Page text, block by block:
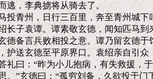
逃，李典掳将从骑去了。
州，日行三百里，奔至青州城下
长子袁谭。谭素敬玄德，闻知匹马
德备言兵败相投之意。谭乃留玄德
护送玄德至平原界口。袁绍亲自引
礼曰：“昨为小儿抱病，有失救援，
。”玄德曰：“孤穷刘备，久欲投于门